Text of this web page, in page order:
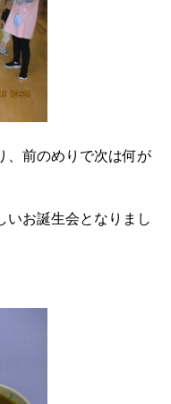
、前のめりで次は何が
いお誕生会となりまし